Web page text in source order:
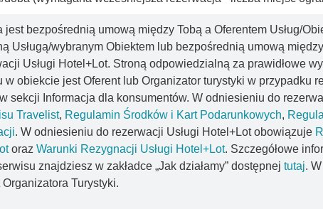
jest bezpośrednią umową między Tobą a Oferentem Usług/
Usługą/wybranym Obiektem lub bezpośrednią umową
Usługi Hotel+Lot. Stroną odpowiedzialną za prawidłowe
w obiekcie jest Oferent lub Organizator turystyki w przypadku
sekcji Informacja dla konsumentów. W odniesieniu do
Travelist, Regulamin Środków i Kart Podarunkowych,
. W odniesieniu do rezerwacji Usługi Hotel+Lot obowiązuje
oraz Warunki Rezygnacji Usługi Hotel+Lot. Szczegółowe
znajdziesz w zakładce „Jak działamy” dostępnej tutaj.
Turystyki.